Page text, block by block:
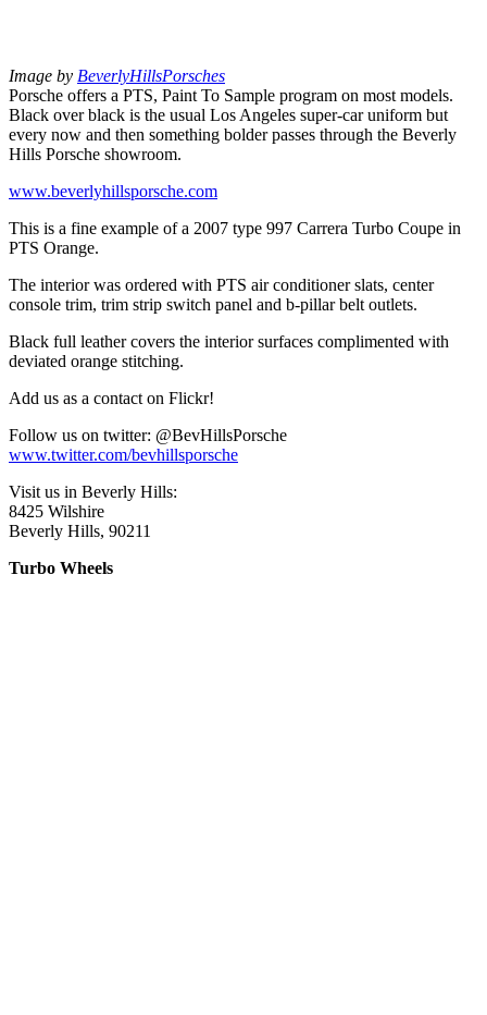
Image by BeverlyHillsPorsches
Porsche offers a PTS, Paint To Sample program on most models.
Black over black is the usual Los Angeles super-car uniform but
every now and then something bolder passes through the Beverly
Hills Porsche showroom.
www.beverlyhillsporsche.com
This is a fine example of a 2007 type 997 Carrera Turbo Coupe in
PTS Orange.
The interior was ordered with PTS air conditioner slats, center
console trim, trim strip switch panel and b-pillar belt outlets.
Black full leather covers the interior surfaces complimented with
deviated orange stitching.
Add us as a contact on Flickr!
Follow us on twitter: @BevHillsPorsche
www.twitter.com/bevhillsporsche
Visit us in Beverly Hills:
8425 Wilshire
Beverly Hills, 90211
Turbo Wheels